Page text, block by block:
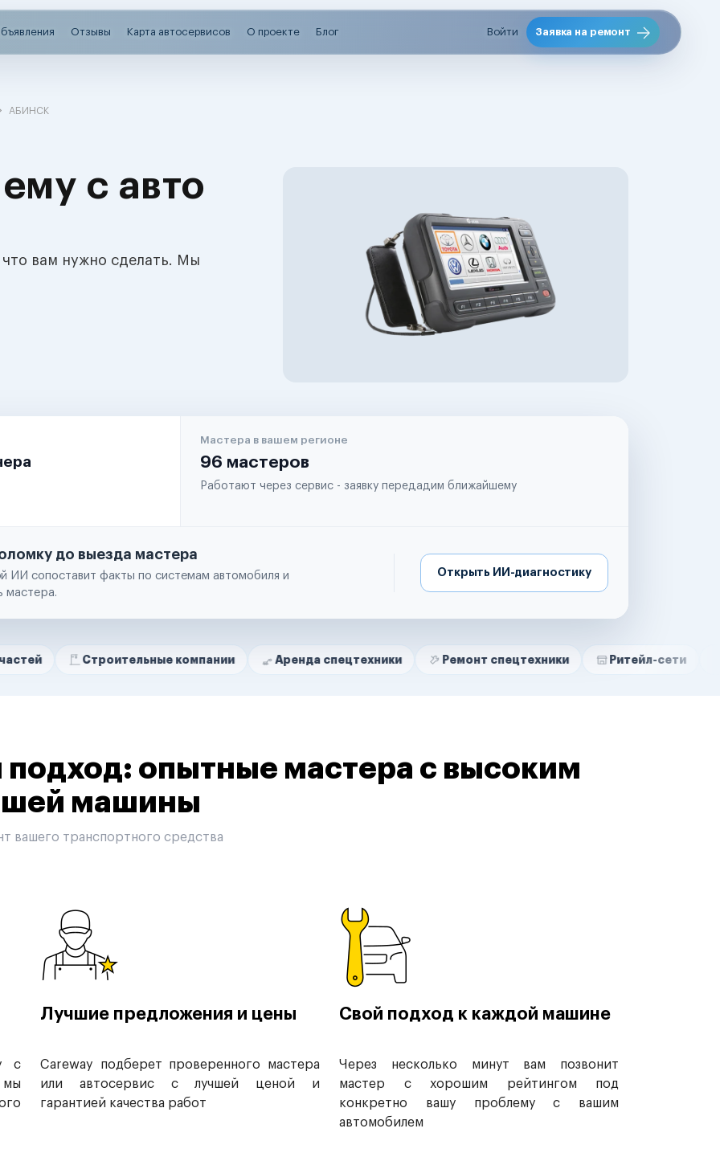
Отзывы Карта автосервисов О проекте Блог Войти Заявка на ремонт
АБИНСК
с авто
вам нужно сделать. Мы
Мастера в вашем регионе
96 мастеров
Работают через сервис - заявку передадим ближайшему
до выезда мастера
ИИ сопоставит факты по системам автомобиля и
мастера.
Открыть ИИ-диагностику
Строительные компании Аренда спецтехники Ремонт спецтехники Ритейл-сети
опытные мастера с высоким
машины
вашего транспортного средства
с
мы
Лучшие предложения и цены
Careway подберет проверенного мастера
или автосервис с лучшей ценой и
гарантией качества работ
Свой подход к каждой машине
Через несколько минут вам позвонит
мастер с хорошим рейтингом под
конкретно вашу проблему с вашим
автомобилем